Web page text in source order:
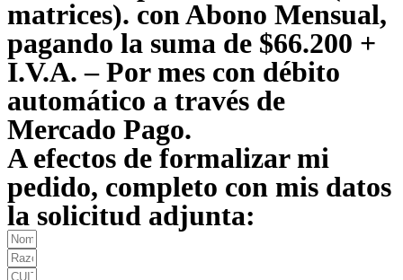
matrices). con Abono Mensual,
pagando la suma de $66.200 +
I.V.A. – Por mes con débito
automático a través de
Mercado Pago.
A efectos de formalizar mi
pedido, completo con mis datos
la solicitud adjunta: